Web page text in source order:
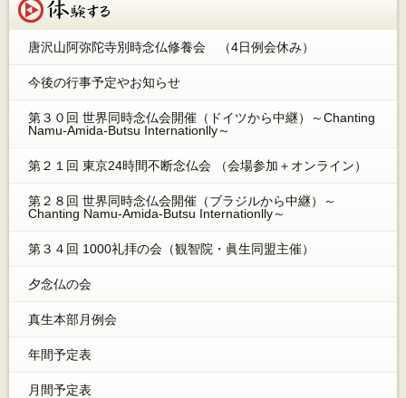
唐沢山阿弥陀寺別時念仏修養会 （4日例会休み）
今後の行事予定やお知らせ
第３０回 世界同時念仏会開催（ドイツから中継）～Chanting
Namu-Amida-Butsu Internationlly～
第２１回 東京24時間不断念仏会 （会場参加＋オンライン）
第２８回 世界同時念仏会開催（ブラジルから中継）～
Chanting Namu-Amida-Butsu Internationlly～
第３４回 1000礼拝の会（観智院・眞生同盟主催）
夕念仏の会
真生本部月例会
年間予定表
月間予定表